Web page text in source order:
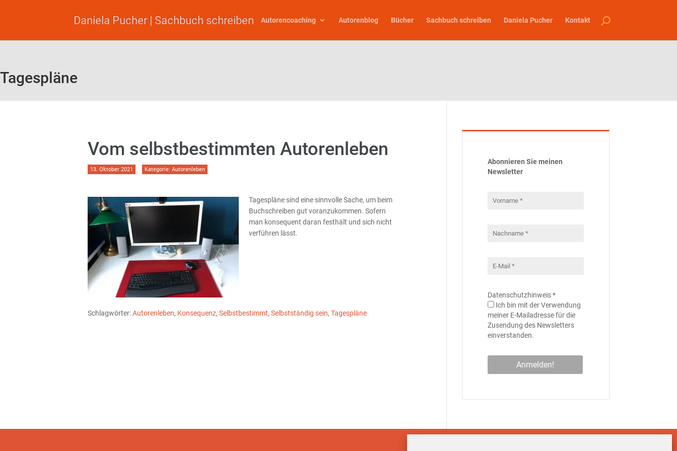
Daniela Pucher | Sachbuch schreiben Autorencoaching Autorenblog Bücher Sachbuch schreiben Daniela Pucher Kontakt
Tagespläne
Vom selbstbestimmten Autorenleben
13. Oktober 2021 Kategorie:Autorenleben
Tagespläne sind eine sinnvolle Sache, um beim
Buchschreiben gut voranzukommen. Sofern
man konsequent daran festhält und sich nicht
verführen lässt.
Schlagwörter:Autorenleben, Konsequenz,Selbstbestimmt,Selbstständig sein,Tagespläne
Abonnieren Sie meinen
Newsletter
Datenschutzhinweis*
Ich bin mit der Verwendung
meiner E-Mailadresse für die
Zusendung des Newsletters
einverstanden.